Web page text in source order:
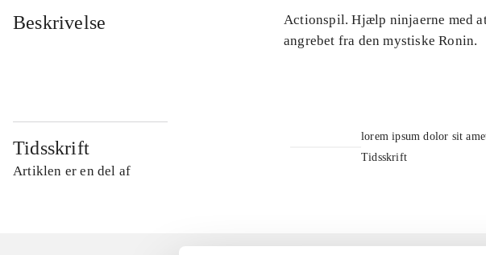
Beskrivelse
Actionspil. Hjælp ninjaerne med
angrebet fra den mystiske Ronin.
Tidsskrift
Artiklen er en del af
lorem ipsum dolor sit
Tidsskrift